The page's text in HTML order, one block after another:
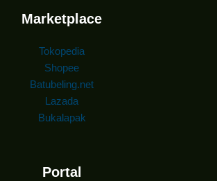
Marketplace
Tokopedia
Shopee
Batubeling.net
Lazada
Bukalapak
Portal